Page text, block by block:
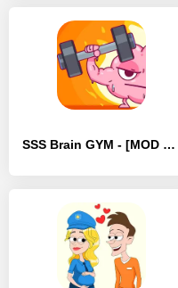
SSS Brain GYM - [MOD Бесконечные монеты]